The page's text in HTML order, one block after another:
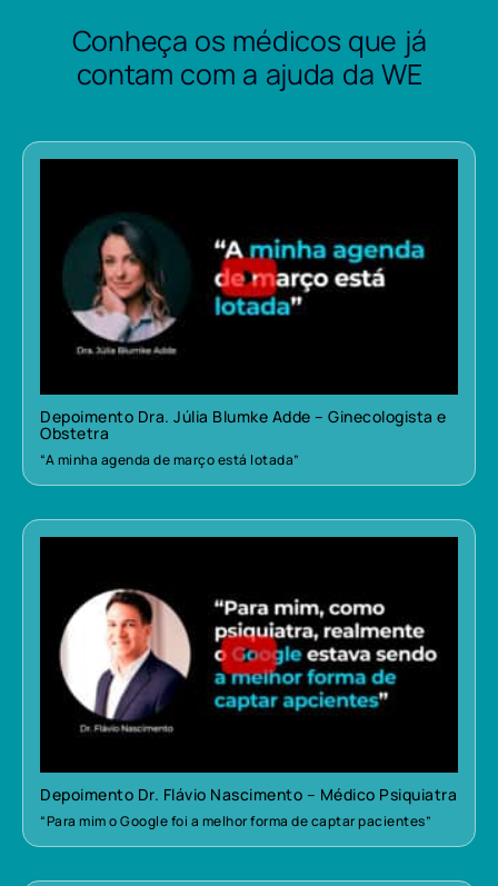
Conheça os médicos que já
contam com a ajuda da WE
Depoimento Dra. Júlia Blumke Adde – Ginecologista e
Obstetra
“A minha agenda de março está lotada”
Depoimento Dr. Flávio Nascimento – Médico Psiquiatra
“Para mim o Google foi a melhor forma de captar pacientes”